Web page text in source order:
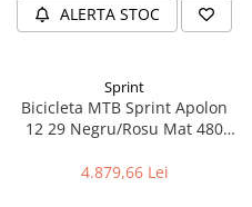
Camera bicicleta
Lant bicicleta
Urechi cadru bicicleta
Ghidoane bicicleta
ALERTA STOC
Sprint
Bicicleta MTB Sprint Apolon
12 29 Negru/Rosu Mat 480
4.879,66 Lei